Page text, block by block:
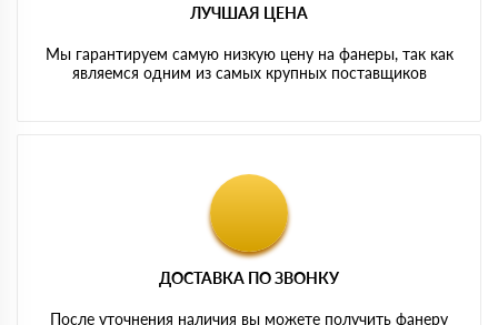
ЛУЧШАЯ ЦЕНА
Мы гарантируем самую низкую цену на фанеры, так как
являемся одним из самых крупных поставщиков
ДОСТАВКА ПО ЗВОНКУ
После уточнения наличия вы можете получить фанеру